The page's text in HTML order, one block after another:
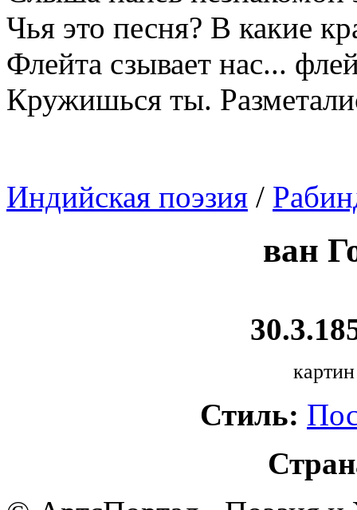
Чья это песня? В какие
Флейта сзывает нас...
Кружишься ты.
Индийская поэзия /
ван
Стиль: